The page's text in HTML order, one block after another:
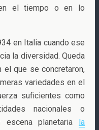
el tiempo o en lo
en Italia cuando ese
la diversidad. Queda
que se concretaron,
variedades en el
suficientes como
nacionales o
escena planetaria la